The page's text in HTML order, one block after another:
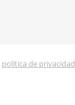
política de privacidad